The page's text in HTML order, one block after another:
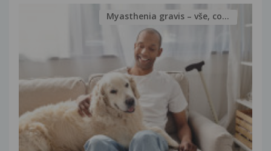
Myasthenia gravis – vše, co...